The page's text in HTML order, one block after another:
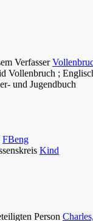
Verfasser
Vollenbruch ;
und Jugendbuch
FBeng
Kind
Person